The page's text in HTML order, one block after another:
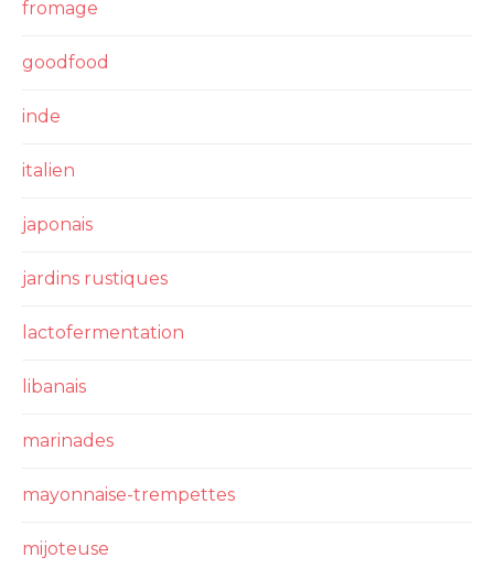
fromage
goodfood
inde
italien
japonais
jardins rustiques
lactofermentation
libanais
marinades
mayonnaise-trempettes
mijoteuse